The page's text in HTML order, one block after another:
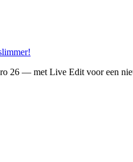
26 — met Live Edit voor een